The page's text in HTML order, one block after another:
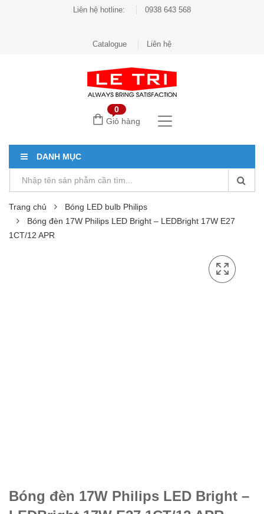
Liên hệ hotline: 0938 643 568
Catalogue Liên hệ
0
Giỏ hàng
DANH MỤC
Trang chủ
Bóng LED bulb Philips
Bóng đèn 17W Philips LED Bright – LEDBright 17W E27
1CT/12 APR
Bóng đèn 17W Philips LED Bright –